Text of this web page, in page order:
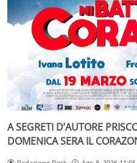
A SEGRETI D’AUTORE
DOMENICA SERA IL